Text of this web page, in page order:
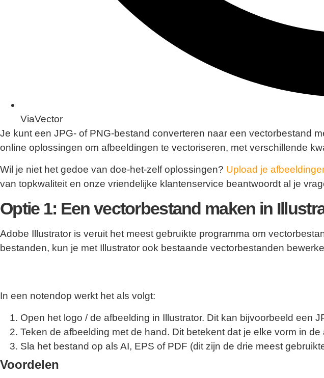
ViaVector
Je kunt een JPG- of PNG-bestand converteren naar een vectorbestand
online oplossingen om afbeeldingen te vectoriseren, met verschillende
Wil je niet het gedoe van doe-het-zelf oplossingen? Upload je
van topkwaliteit en onze vriendelijke klantenservice beantwoordt al je
Optie 1: Een vectorbestand maken in
Adobe Illustrator is veruit het meest gebruikte programma om
bestanden, kun je met Illustrator ook bestaande vectorbestanden
In een notendop werkt het als volgt:
Open het logo / de afbeelding in Illustrator. Dit kan bijvoorbeeld een
Teken de afbeelding met de hand. Dit betekent dat je elke vorm in
Sla het bestand op als AI, EPS of PDF (dit zijn de drie meest
Voordelen